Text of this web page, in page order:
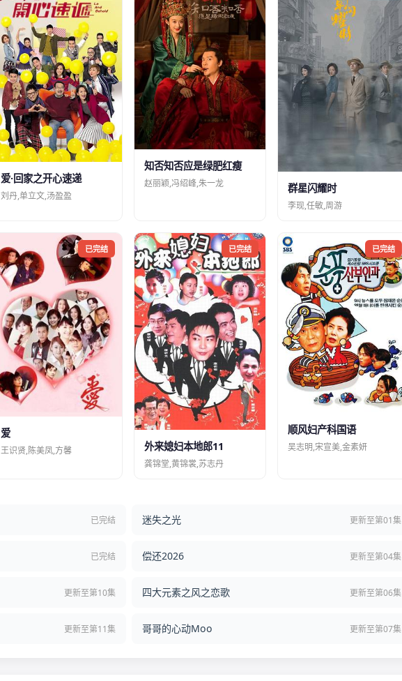
爱·回家之开心速递
刘丹,单立文,汤盈盈
知否知否应是绿肥红瘦
赵丽颖,冯绍峰,朱一龙 群星闪耀时
李现,任敏,周游
已完结
爱
王识贤,陈美凤,方馨
已完结
外来媳妇本地郎11
龚锦堂,黄锦裳,苏志丹
已完结
顺风妇产科国语
吴志明,宋宣美,金素妍
已完结 迷失之光 更新至第01集
已完结 偿还2026 更新至第04集
更新至第10集 四大元素之风之恋歌 更新至第06集
更新至第11集 哥哥的心动Moo 更新至第07集